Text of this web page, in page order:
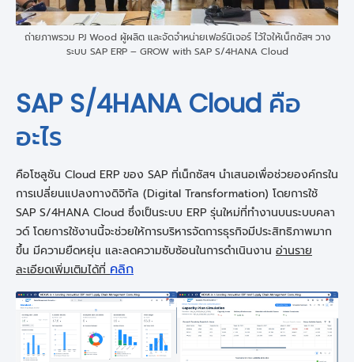
ถ่ายภาพรวม PJ Wood ผู้ผลิต และจัดจำหน่ายเฟอร์นิเจอร์ ไว้ใจให้เน็กซัสฯ วาง
ระบบ SAP ERP – GROW with SAP S/4HANA Cloud
SAP S/4HANA Cloud คือ
อะไร
คือโซลูชัน Cloud ERP ของ SAP ที่เน็กซัสฯ นำเสนอเพื่อช่วยองค์กรใน
การเปลี่ยนแปลงทางดิจิทัล (Digital Transformation) โดยการใช้
SAP S/4HANA Cloud ซึ่งเป็นระบบ ERP รุ่นใหม่ที่ทำงานบนระบบคลา
วด์ โดยการใช้งานนี้จะช่วยให้การบริหารจัดการธุรกิจมีประสิทธิภาพมาก
ขึ้น มีความยืดหยุ่น และลดความซับซ้อนในการดำเนินงาน อ่านราย
ละเอียดเพิ่มเติมได้ที่คลิก